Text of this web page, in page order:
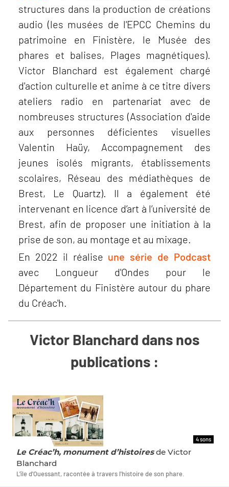
structures dans la production de créations
audio (les musées de l'EPCC Chemins du
patrimoine en Finistère, le Musée des
phares et balises, Plages magnétiques).
Victor Blanchard est également chargé
d'action culturelle et anime à ce titre divers
ateliers radio en partenariat avec de
nombreuses structures (Association d'aide
aux personnes déficientes visuelles
Valentin Haüy, Accompagnement des
jeunes isolés migrants, établissements
scolaires, Réseau des médiathèques de
Brest, Le Quartz). Il a également été
intervenant en licence d’art à l’université de
Brest, afin de proposer une initiation à la
prise de son, au montage et au mixage.
En 2022 il réalise une série de Podcast
avec Longueur d'Ondes pour le
Département du Finistère autour du phare
du Créac'h.
Victor Blanchard dans nos
publications :
4 sons
Le Créac’h, monument d’histoiresde Victor
Blanchard
L'île d'Ouessant, racontée à travers l'histoire de son phare.